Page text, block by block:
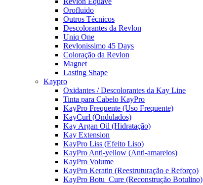
Orofluido
Outros Técnicos
Descolorantes da Revlon
Uniq One
Revlonissimo 45 Days
Coloração da Revlon
Magnet
Lasting Shape
Kaypro
Oxidantes / Descolorantes da Kay Line
Tinta para Cabelo KayPro
KayPro Frequente (Uso Frequente)
KayCurl (Ondulados)
Kay Argan Oil (Hidratação)
Kay Extension
KayPro Liss (Efeito Liso)
KayPro Anti-yellow (Anti-amarelos)
KayPro Volume
KayPro Keratin (Reestruturação e Reforço)
KayPro Botu_Cure (Reconstrução Botulino)